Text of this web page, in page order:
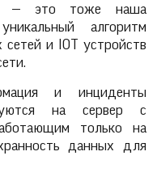
— это тоже наша
алгоритм
и IOT устройств
и инциденты
на сервер с
только на
данных для